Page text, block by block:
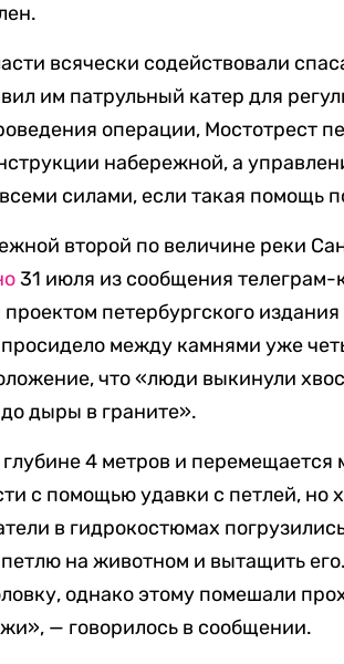
всячески содействовали
им патрульный катер для
операции, Мостотрест
набережной, а
силами, если такая помощь
второй по величине реки
31 июля из сообщения
петербургского
между камнями уже
что «люди выкинули
дыры в граните».
4 метров и
с помощью удавки с петлей, но
в гидрокостюмах
петлю на животном и вытащить
однако этому помешали
— говорилось в сообщении.